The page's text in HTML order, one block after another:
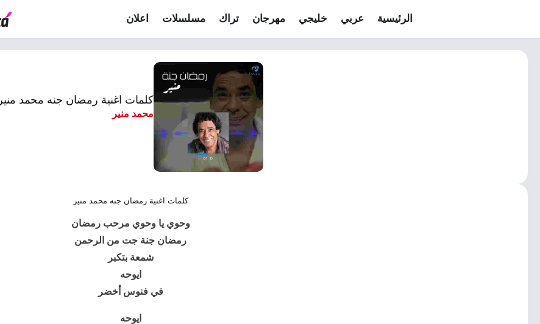
الرئيسية عربي خليجي مهرجان تراك مسلسلات اعلان
كلمات اغنية رمضان جنه محمد منير
محمد منير
كلمات اغنية رمضان جنه محمد منير
وحوي يا وحوي مرحب رمضان
رمضان جنة جت من الرحمن
شمعة بتكبر
ايوحه
في فنوس أخضر
ايوحه